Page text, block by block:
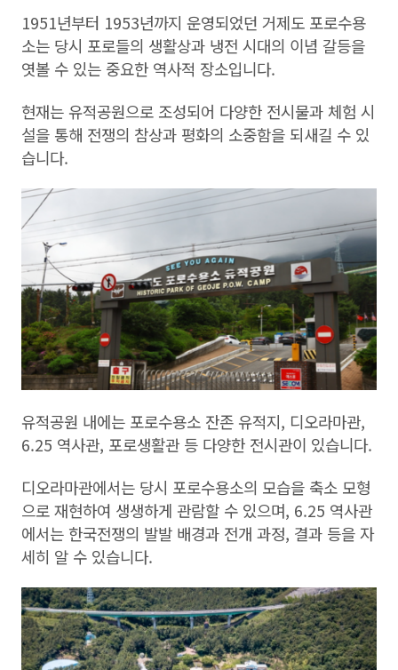
1951년부터 1953년까지 운영되었던 거제도 포로수용
소는 당시 포로들의 생활상과 냉전 시대의 이념 갈등을
엿볼 수 있는 중요한 역사적 장소입니다.
현재는 유적공원으로 조성되어 다양한 전시물과 체험 시
설을 통해 전쟁의 참상과 평화의 소중함을 되새길 수 있
습니다.
유적공원 내에는 포로수용소 잔존 유적지, 디오라마관,
6.25 역사관, 포로생활관 등 다양한 전시관이 있습니다.
디오라마관에서는 당시 포로수용소의 모습을 축소 모형
으로 재현하여 생생하게 관람할 수 있으며, 6.25 역사관
에서는 한국전쟁의 발발 배경과 전개 과정, 결과 등을 자
세히 알 수 있습니다.